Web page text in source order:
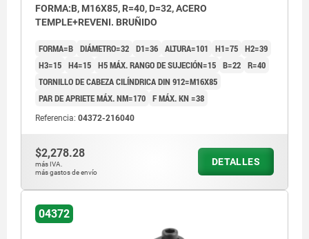
FORMA:B, M16X85, R=40, D=32, ACERO
TEMPLE+REVENI. BRUÑIDO
FORMA=B DIÁMETRO=32 D1=36 ALTURA=101 H1=75 H2=39
H3=15 H4=15 H5 MÁX. RANGO DE SUJECIÓN=15 B=22 R=40
TORNILLO DE CABEZA CILÍNDRICA DIN 912=M16X85
PAR DE APRIETE MÁX. NM=170 F MÁX. KN =38
Referencia: 04372-216040
$2,278.28
más IVA.
más gastos de envío
DETALLES
04372